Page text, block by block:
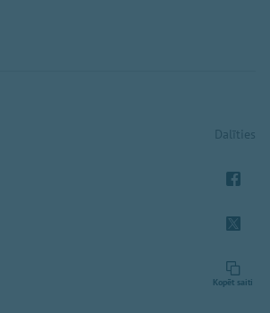
Dalīties
Kopēt saiti